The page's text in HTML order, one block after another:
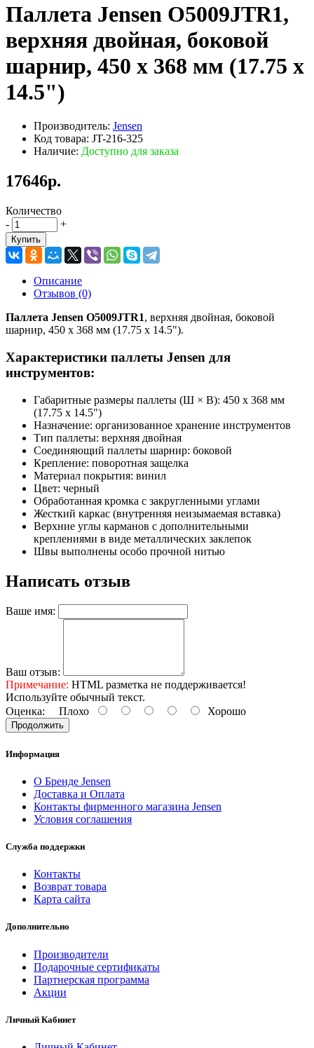
Паллета Jensen O5009JTR1,
верхняя двойная, боковой
шарнир, 450 х 368 мм (17.75 x
14.5")
Производитель: Jensen
Код товара: JT-216-325
Наличие: Доступно для заказа
17646р.
Количество
-
+
Купить
Описание
Отзывов (0)
Паллета Jensen O5009JTR1, верхняя двойная, боковой
шарнир, 450 х 368 мм (17.75 x 14.5").
Характеристики паллеты Jensen для
инструментов:
Габаритные размеры паллеты (Ш × В): 450 х 368 мм
(17.75 x 14.5")
Назначение: организованное хранение инструментов
Тип паллеты: верхняя двойная
Соединяющий паллеты шарнир: боковой
Крепление: поворотная защелка
Материал покрытия: винил
Цвет: черный
Обработанная кромка с закругленными углами
Жесткий каркас (внутренняя неизымаемая вставка)
Верхние углы карманов с дополнительными
креплениями в виде металлических заклепок
Швы выполнены особо прочной нитью
Написать отзыв
Ваше имя:
Ваш отзыв:
Примечание: HTML разметка не поддерживается!
Используйте обычный текст.
Оценка: Плохо Хорошо
Продолжить
Информация
О Бренде Jensen
Доставка и Оплата
Контакты фирменного магазина Jensen
Условия соглашения
Служба поддержки
Контакты
Возврат товара
Карта сайта
Дополнительно
Производители
Подарочные сертификаты
Партнерская программа
Акции
Личный Кабинет